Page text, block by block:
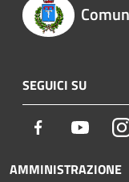
SEGUICI SU
Facebook
AMMINISTRAZIONE